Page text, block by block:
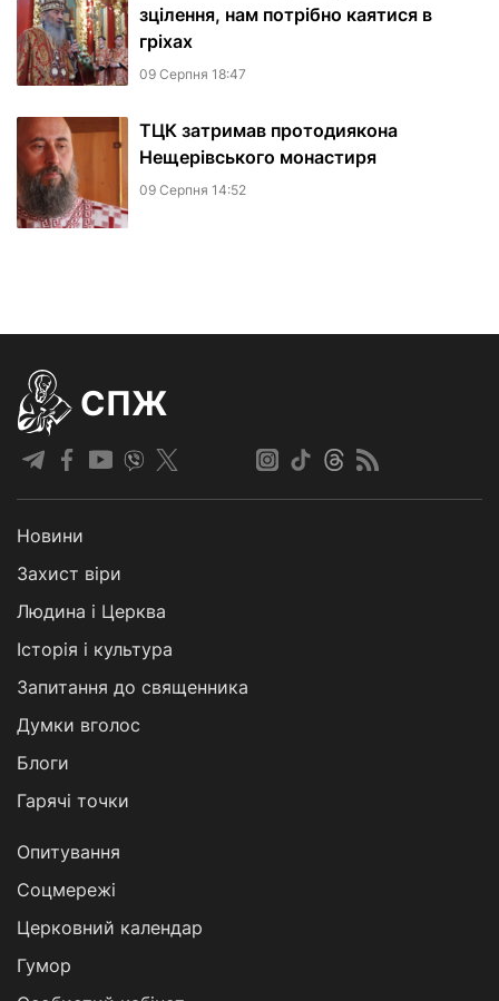
зцілення, нам потрібно каятися в
гріхах
09 Серпня 18:47
ТЦК затримав протодиякона
Нещерівського монастиря
09 Серпня 14:52
СПЖ
Новини
Захист віри
Людина і Церква
Історія і культура
Запитання до священника
Думки вголос
Блоги
Гарячі точки
Опитування
Соцмережі
Церковний календар
Гумор